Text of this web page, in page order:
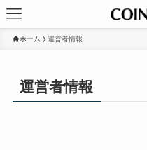
ホーム 運営者情報
運営者情報